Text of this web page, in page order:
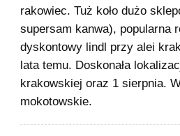
rakowiec. Tuż koło dużo
supersam kanwa), popularna
dyskontowy lindl przy alei
lata temu. Doskonała
krakowskiej oraz 1 sierpnia.
mokotowskie.